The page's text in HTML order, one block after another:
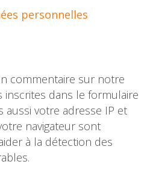
personnelles
commentaire sur notre
inscrites dans le formulaire
aussi votre adresse IP et
navigateur sont
à la détection des